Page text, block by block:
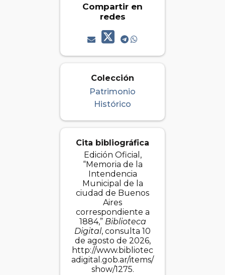
Compartir en
redes
Colección
Patrimonio
Histórico
Cita bibliográfica
Edición Oficial,
“Memoria de la
Intendencia
Municipal de la
ciudad de Buenos
Aires
correspondiente a
1884,” Biblioteca
Digital, consulta 10
de agosto de 2026,
http://www.bibliotec
adigital.gob.ar/items/
show/1275.